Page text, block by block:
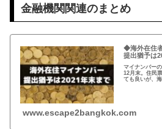
金融機関関連のまとめ
◆海外在住
提出猶予は
マイナンバー
12月末。住民
ても良いが、
www.escape2bangkok.com